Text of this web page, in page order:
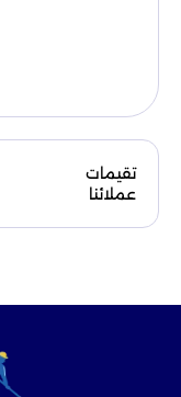
تقيمات
عملائنا